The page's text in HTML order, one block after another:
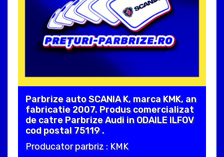
Parbrize auto SCANIA K, marca KMK, an
fabricatie 2007. Produs comercializat
de catre Parbrize Audi in ODAILE ILFOV
cod postal 75119 .
Producator parbriz : KMK